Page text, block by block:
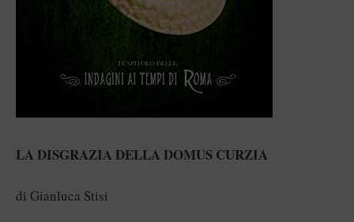
LA DISGRAZIA DELLA DOMUS CURZIA
di Gianluca Stisi